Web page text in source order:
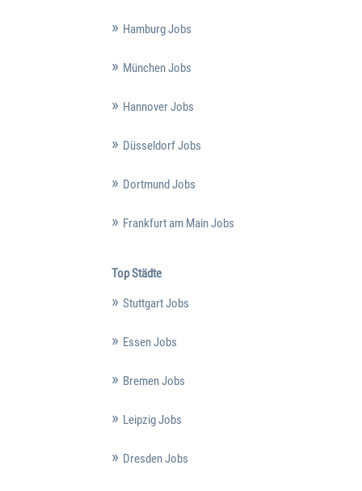
Hamburg Jobs
München Jobs
Hannover Jobs
Düsseldorf Jobs
Dortmund Jobs
Frankfurt am Main Jobs
Top Städte
Stuttgart Jobs
Essen Jobs
Bremen Jobs
Leipzig Jobs
Dresden Jobs